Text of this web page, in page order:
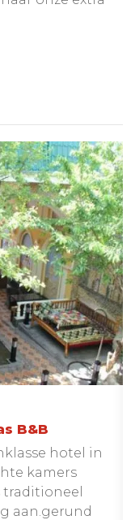
B&B
hotel in
kamers
traditioneel
aan.gerund